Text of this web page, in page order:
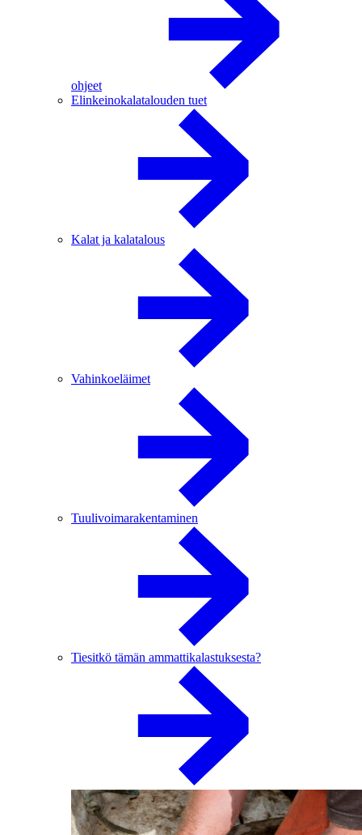
ohjeet
Elinkeinokalatalouden tuet
Kalat ja kalatalous
Vahinkoeläimet
Tuulivoimarakentaminen
Tiesitkö tämän ammattikalastuksesta?